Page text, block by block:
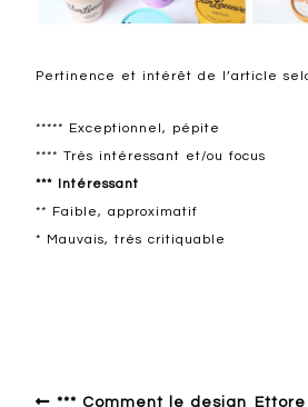
Pertinence et intérêt de l’article
***** Exceptionnel, pépite
**** Très intéressant et/ou focus
*** Intéressant
** Faible, approximatif
* Mauvais, très critiquable
*** Comment le design